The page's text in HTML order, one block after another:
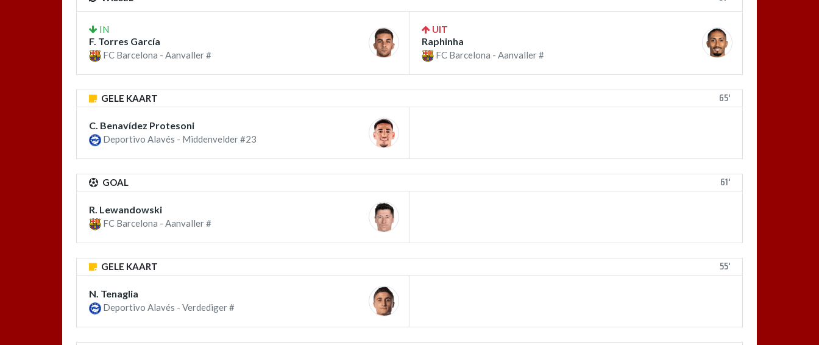
IN
F. Torres García
FC Barcelona - Aanvaller #
UIT
Raphinha
FC Barcelona - Aanvaller #
GELE KAART 65'
C. Benavídez Protesoni
Deportivo Alavés - Middenvelder #23
GOAL 61'
R. Lewandowski
FC Barcelona - Aanvaller #
GELE KAART 55'
N. Tenaglia
Deportivo Alavés - Verdediger #